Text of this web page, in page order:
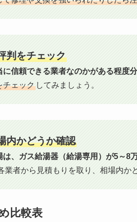
判をチェック
信頼できる業者なのかがある程度分
チェック してみましょう。
内かどうか確認
、ガス給湯器（給湯専用）が5～8
業者から見積もりを取り、相場内か
比較表